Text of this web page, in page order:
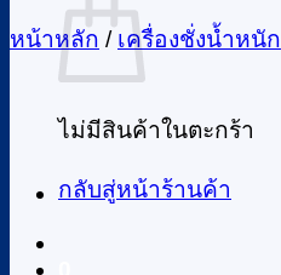
ไม่มีสินค้าในตะกร้า
กลับสู่หน้าร้านค้า
หน้าหลัก / เครื่องชั่งน้ำหนัก